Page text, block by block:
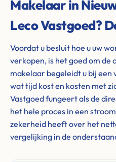
Makelaar in
Leco Vastgoed?
Voordat u besluit hoe u uw
verkopen, is het goed om de
makelaar begeleidt u bij een
wat tijd kost en kosten met
Vastgoed fungeert als de
het hele proces in een
zekerheid heeft over het
vergelijking in de